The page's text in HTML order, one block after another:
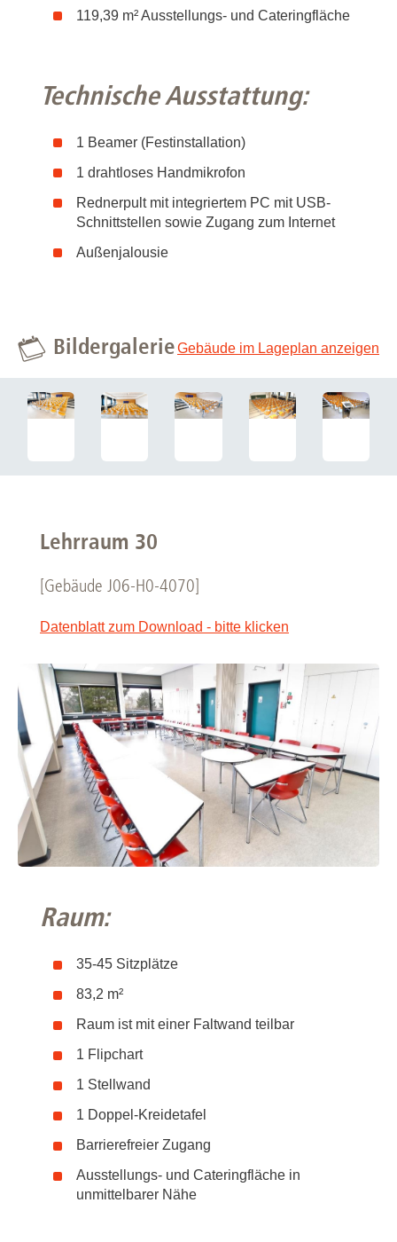
119,39 m² Ausstellungs- und Cateringfläche
Technische Ausstattung:
1 Beamer (Festinstallation)
1 drahtloses Handmikrofon
Rednerpult mit integriertem PC mit USB-
Schnittstellen sowie Zugang zum Internet
Außenjalousie
BildergalerieGebäude im Lageplan anzeigen
Lehrraum 30
[Gebäude J06-H0-4070]
Datenblatt zum Download - bitte klicken
Raum:
35-45 Sitzplätze
83,2 m²
Raum ist mit einer Faltwand teilbar
1 Flipchart
1 Stellwand
1 Doppel-Kreidetafel
Barrierefreier Zugang
Ausstellungs- und Cateringfläche in
unmittelbarer Nähe